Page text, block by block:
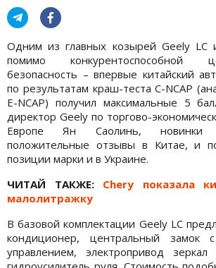
Одним из главных козырей Geely LC
помимо конкурентоспособной
безопасность – впервые китайский
по результатам краш-теста C-NCAP
E-NCAP) получил максимальные 5
директор Geely по торгово-
Европе Ян Саолинь, новинки
положительные отзывы в Китае, и
позиции марки и в Украине.
ЧИТАЙ ТАКЖЕ: Chery показала
малолитражку
В базовой комплектации Geely LC
кондиционер, центральный замок
управлением, электропривод